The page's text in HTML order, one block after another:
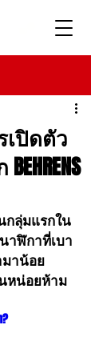
รเปิดตัว
กลุ่มแรกใน
าฬิกาที่เบา
มาน้อย
หน่อยห้าม